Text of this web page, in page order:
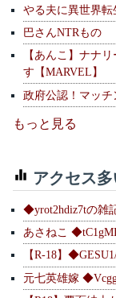
やる夫に異世界
巴さんNTRもの
【あんこ】ナナ
す【MARVEL】
政府公認！マッチ
もっと見る
アクセス
◆yrot2hdiz7tの雑
あさねこ
【R-18】
元七英雄嫁